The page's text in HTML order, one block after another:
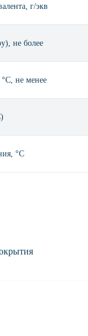
г/экв
не более
не менее
°С